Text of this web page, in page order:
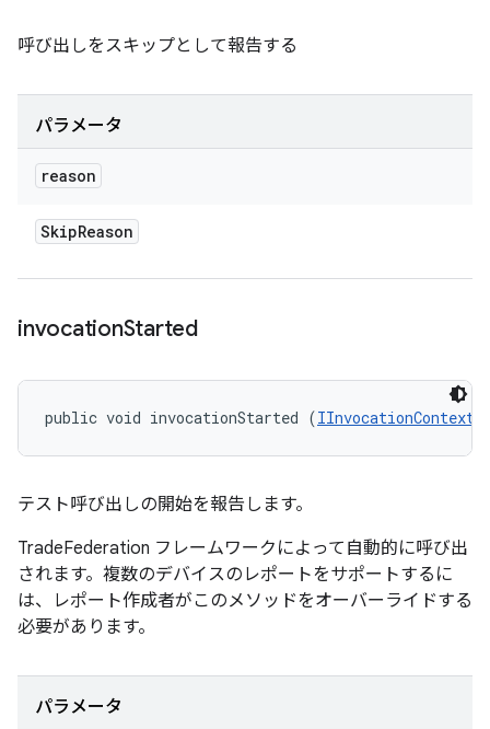
呼び出しをスキップとして報告する
パラメータ
reason
SkipReason
invocationStarted
public void invocationStarted (IInvocationContext
テスト呼び出しの開始を報告します。
TradeFederation フレームワークによって自動的に呼び出
されます。複数のデバイスのレポートをサポートするに
は、レポート作成者がこのメソッドをオーバーライドする
必要があります。
パラメータ